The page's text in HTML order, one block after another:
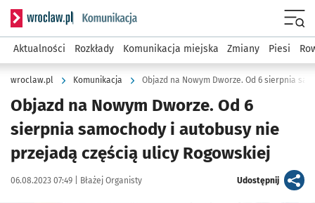
Serwis informacyjny wroclaw.pl podserwis: Komunikacja
Aktualności Rozkłady Komunikacja miejska Zmiany Piesi
wroclaw.pl Komunikacja
Objazd na Nowym Dworze. Od 6
sierpnia samochody i autobusy nie
przejadą częścią ulicy Rogowskiej
Data publikacji:
06.08.2023 07:49 | Autor:
Błażej Organisty Udostępnijartykuł